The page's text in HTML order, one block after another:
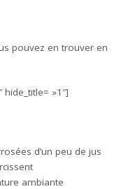
pouvez en trouver en
»1″]
d’un peu de jus
ambiante